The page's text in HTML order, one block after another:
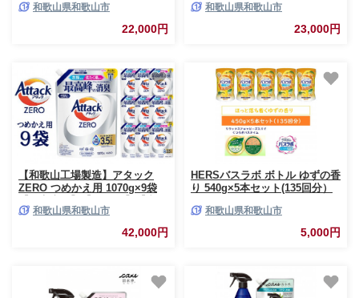
【KAO22】【 和歌山工場製造
粉末洗剤 セット 洗濯洗剤 衣料
粉洗剤 衣類 雑貨 日用品 消耗品
和歌山県和歌山市
22,000円
BBQ 骨付き肉 脂身 国産牛 熟成
肉 真空パック リブ 骨付き アウ
トドア キャンプ 飯 牛 肉 お肉
肉 ステーキ 】
和歌山県和歌山市
23,000円
【和歌山工場製造】アタック
ZERO つめかえ用 1070g×9袋
山工場製造 洗剤 日用品洗剤 洗
濯洗剤 花王洗剤 液体洗剤 詰替
え用洗剤 洗剤 和歌山県 和歌山
和歌山県和歌山市
42,000円
HERSバスラボ ボトル ゆずの香
り 540g×5本セット(135回分）
和歌山県和歌山市
5,000円